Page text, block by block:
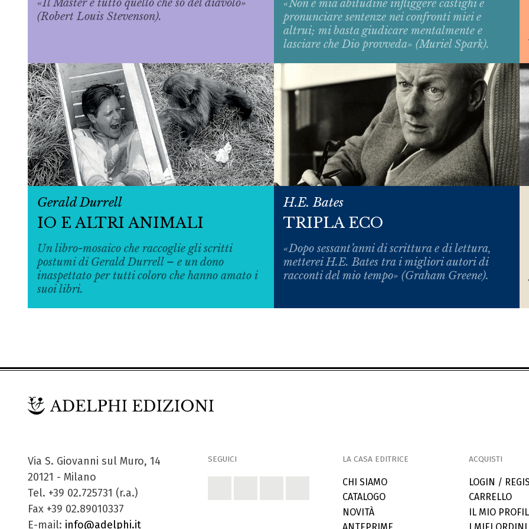
«Il Master è tutto quello che so del diavolo»
(Robert Louis Stevenson).
«Non è mia abitudine infliggere castighi e
pronunciare sentenze nei confronti miei e
altrui; mi basta giudicare mentalmente e
lasciare che Dio provveda» (Muriel Spark).
Gerald Durrell
IO E ALTRI ANIMALI
Un libro-mosaico che raccoglie gli scritti
postumi di Gerald Durrell – e un dono
inaspettato per tutti coloro che hanno amato i
suoi libri.
H.E. Bates
TRIPLA ECO
«Dopo sessant’anni di scrittura e di lettura,
metterei H.E. Bates tra i migliori autori di
racconti del mio tempo» (Graham Greene).
Via S. Giovanni sul Muro, 14
20121 - Milano
Tel. +39 02.725731 (r.a.)
Fax +39 02.89010337
E-mail: info@adelphi.it
SEGUICI LA CASA EDITRICE
CHI SIAMO
CATALOGO
NOVITÀ
ACQUISTI
LOGIN /
CARRELLO
IL MIO